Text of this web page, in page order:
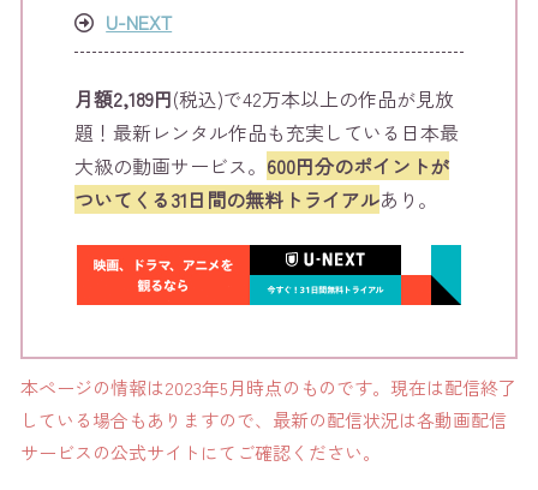
U-NEXT
月額2,189円(税込)で42万本以上の作品が見放
題！最新レンタル作品も充実している日本最
大級の動画サービス。 600円分のポイントが
ついてくる31日間の無料トライアルあり。
本ページの情報は2023年5月時点のものです。現在は配信終了
している場合もありますので、最新の配信状況は各動画配信
サービスの公式サイトにてご確認ください。